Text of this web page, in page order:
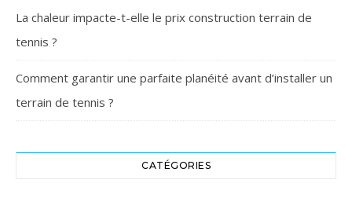
La chaleur impacte-t-elle le prix construction terrain de
tennis ?
Comment garantir une parfaite planéité avant d’installer un
terrain de tennis ?
CATÉGORIES